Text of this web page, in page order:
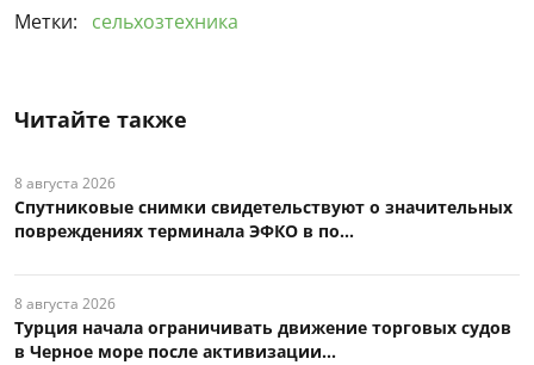
Метки:
сельхозтехника
Читайте также
8 августа 2026
Спутниковые снимки свидетельствуют о значительных
повреждениях терминала ЭФКО в по...
8 августа 2026
Турция начала ограничивать движение торговых судов
в Черное море после активизации...